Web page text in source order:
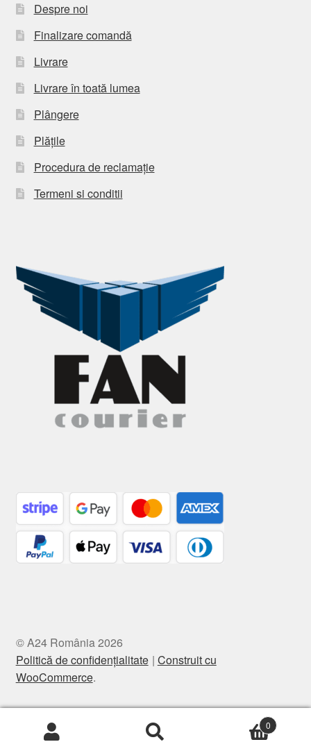
Despre noi
Finalizare comandă
Livrare
Livrare în toată lumea
Plângere
Plățile
Procedura de reclamație
Termeni si conditii
© A24 România 2026
Politică de confidențialitate Construit cu
WooCommerce.
0